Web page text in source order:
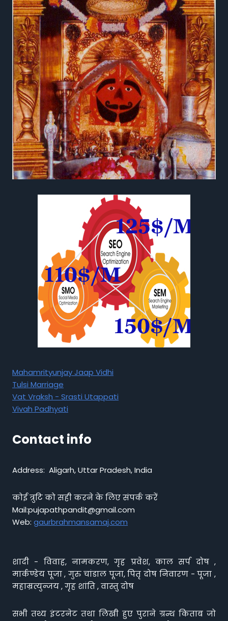
Mahamrityunjay Jaap Vidhi
Tulsi Marriage
Vat Vraksh - Srasti Utappati
Vivah Padhyati
Contact info
Address: Aligarh, Uttar Pradesh, India
कोई त्रुटि को सही करने के लिए संपर्क करें
Mail:pujapathpandit@gmail.com
Web: gaurbrahmansamaj.com
शादी - विवाह, नामकरण, गृह प्रवेश, काल सर्प दोष ,
मार्कण्डेय पूजा , गुरु चांडाल पूजा, पितृ दोष निवारण - पूजा ,
महाम्रत्युन्जय , गृह शांति , वास्तु दोष
सभी तथ्य इंटरनेट तथा लिखी हुए पुराने ग्रन्थ किताब जो